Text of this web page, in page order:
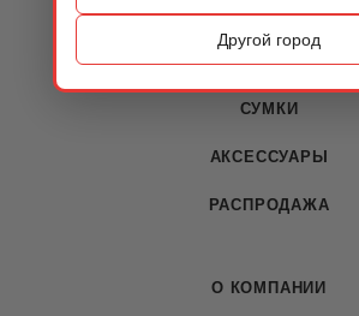
Другой город
КАТАЛОГ
ОБУВЬ
СУМКИ
АКСЕССУАРЫ
РАСПРОДАЖА
О КОМПАНИИ